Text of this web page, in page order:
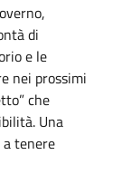
di
e le
nei prossimi
che
Una
tenere